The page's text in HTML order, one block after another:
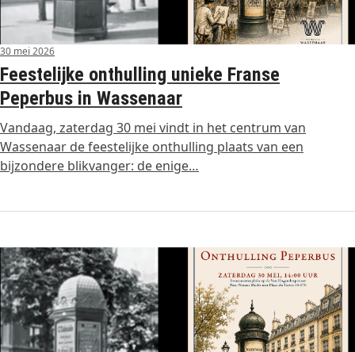
30 mei 2026
Feestelijke onthulling unieke Franse
Peperbus in Wassenaar
Vandaag, zaterdag 30 mei vindt in het centrum van
Wassenaar de feestelijke onthulling plaats van een
bijzondere blikvanger: de enige…